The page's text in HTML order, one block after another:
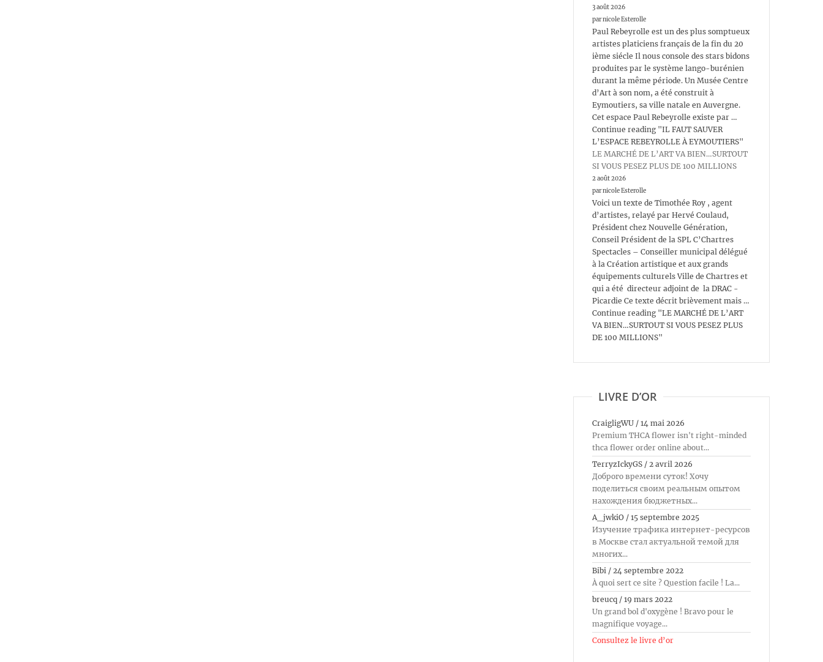
3 août 2026
par nicole Esterolle
Paul Rebeyrolle est un des plus somptueux
artistes platiciens français de la fin du 20
ième siécle Il nous console des stars bidons
produites par le système lango-burénien
durant la même période. Un Musée Centre
d’Art à son nom, a été construit à
Eymoutiers, sa ville natale en Auvergne.
Cet espace Paul Rebeyrolle existe par …
Continue reading "IL FAUT SAUVER
L’ESPACE REBEYROLLE À EYMOUTIERS"
LE MARCHÉ DE L’ART VA BIEN…SURTOUT
SI VOUS PESEZ PLUS DE 100 MILLIONS
2 août 2026
par nicole Esterolle
Voici un texte de Timothée Roy , agent
d’artistes, relayé par Hervé Coulaud,
Président chez Nouvelle Génération,
Conseil Président de la SPL C’Chartres
Spectacles – Conseiller municipal délégué
à la Création artistique et aux grands
équipements culturels Ville de Chartres et
qui a été directeur adjoint de la DRAC -
Picardie Ce texte décrit brièvement mais …
Continue reading "LE MARCHÉ DE L’ART
VA BIEN…SURTOUT SI VOUS PESEZ PLUS
DE 100 MILLIONS"
LIVRE D’OR
CraigligWU / 14 mai 2026
Premium THCA flower isn't right-minded
thca flower order online about...
TerryzIckyGS / 2 avril 2026
Доброго времени суток! Хочу
поделиться своим реальным опытом
нахождения бюджетных...
A_jwkiO / 15 septembre 2025
Изучение трафика интернет-ресурсов
в Москве стал актуальной темой для
многих...
Bibi / 24 septembre 2022
À quoi sert ce site ? Question facile ! La...
breucq / 19 mars 2022
Un grand bol d'oxygène ! Bravo pour le
magnifique voyage...
Consultez le livre d’or